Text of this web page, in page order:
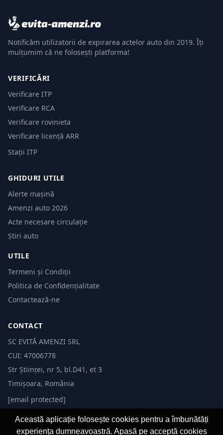
Notificăm utilizatorii de expirarea actelor auto din 2019. Îți
mulțumim că ne folosești platforma!
VERIFICĂRI
Verificare ITP
Verificare RCA
Verificare rovinieta
Verificare licență ARR
Stații ITP
GHIDURI UTILE
Alerte mașină
Amenzi auto 2026
Acte necesare circulație
Știri auto
UTILE
Termeni și Condiții
Politica de Confidențialitate
Contactează-ne
CONTACT
SC EVITĂ AMENZI SRL
CUI: 47006778
Str Științei, nr 5, bl.D41, et 3
Timișoara, România
[email protected]
Această aplicație folosește cookies pentru a îmbunătăți
experiența dumneavoastră. Apasă pe acceptă cookies